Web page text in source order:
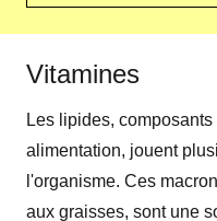
Vitamines
Les lipides,
alimentation, jouent
l'organisme. Ces
aux graisses, sont une